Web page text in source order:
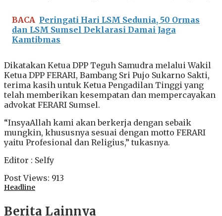
BACA Peringati Hari LSM Sedunia, 50 Ormas
dan LSM Sumsel Deklarasi Damai Jaga
Kamtibmas
Dikatakan Ketua DPP Teguh Samudra melalui Wakil
Ketua DPP FERARI, Bambang Sri Pujo Sukarno Sakti,
terima kasih untuk Ketua Pengadilan Tinggi yang
telah memberikan kesempatan dan mempercayakan
advokat FERARI Sumsel.
“InsyaAllah kami akan berkerja dengan sebaik
mungkin, khususnya sesuai dengan motto FERARI
yaitu Profesional dan Religius,” tukasnya.
Editor : Selfy
Post Views: 913
Headline
Berita Lainnya